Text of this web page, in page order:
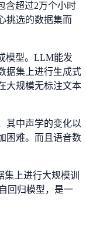
含超过2万个小时
挑选的数据集而
模型。LLM能发
据集上进行生成式
大规模无标注文本
其中声学的变化以
困难。而且语音数
上进行大规模训
回归模型，是一